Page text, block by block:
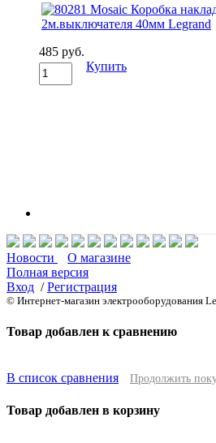
485 руб.
Купить
Новости
О магазине
Полная версия
Вход /Регистрация
© Интернет-магазин электрооборудования
Товар добавлен к сравнению
В список сравнения Продолжить
Товар добавлен в корзину